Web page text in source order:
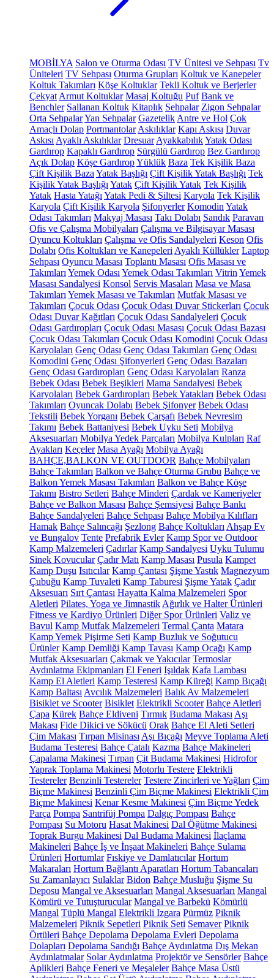
MOBİLYA Salon ve Oturma Odası TV Ünitesi ve Sehpası Tv
Üniteleri TV Sehpası Oturma Grupları Koltuk ve Kanepeler
Koltuk Takımları Köşe Koltuklar Tekli Koltuk ve Berjerler
Çekyat Armut Koltuklar Masaj Koltuğu Puf Bank ve
Benchler Sallanan Koltuk Kitaplık Sehpalar Zigon Sehpalar
Orta SehpalarYan Sehpalar Gazetelik Antre ve Hol Çok
Amaçlı Dolap Portmantolar Askılıklar Kapı Askısı Duvar
Askısı Ayaklı Askılıklar Dresuar AyakkabılıkYatak Odası
Gardırop Kapaklı Gardırop Sürgülü Gardırop Bez Gardırop
Açık Dolap Köşe GardıropYüklük Baza Tek Kişilik Baza
Çift Kişilik Baza Yatak Başlığı Çift Kişilik Yatak Başlığı Tek
Kişilik Yatak Başlığı Yatak Çift Kişilik Yatak Tek Kişilik
Yatak Hasta Yatağı Yatak Pedi & Şiltesi Karyola Tek Kişilik
Karyola Çift Kişilik Karyola Şifonyerler Komodin Yatak
Odası Takımları Makyaj Masası Takı Dolabı Sandık Paravan
Ofis ve Çalışma Mobilyaları Çalışma ve Bilgisayar Masası
Oyuncu Koltukları Çalışma ve Ofis Sandalyeleri Keson Ofis
Dolabı Ofis Koltukları ve Kanepeleri Ayaklı Küllükler Laptop
Sehpası Oyuncu Masası Toplantı Masası Ofis Masası ve
Takımları Yemek Odası Yemek Odası Takımları Vitrin Yemek
Masası Sandalyesi Konsol Servis Masaları Masa ve Masa
Takımları Yemek Masası ve Takımları Mutfak Masası ve
Takımları Çocuk Odası Çocuk Odası Duvar Stickerları Çocuk
Odası Duvar Kağıtları Çocuk Odası Sandalyeleri Çocuk
Odası Gardıropları Çocuk Odası Masası Çocuk Odası Bazası
Çocuk Odası Takımları Çocuk Odası Komodini Çocuk Odası
Karyolaları Genç Odası Genç Odası Takımları Genç Odası
Komodini Genç Odası Şifonyerleri Genç Odası Bazaları
Genç Odası Gardıropları Genç Odası Karyolaları Ranza
Bebek Odası Bebek Beşikleri Mama Sandalyesi Bebek
Karyolaları Bebek Gardıropları Bebek Yatakları Bebek Odası
Takımları Oyuncak Dolabı Bebek Şifonyer Bebek Odası
Tekstili Bebek Yorganı Bebek Çarşafı Bebek Nevresim
Takımı Bebek Battaniyesi Bebek Uyku Seti Mobilya
Aksesuarları Mobilya Yedek Parçaları Mobilya Kulpları Raf
Ayakları Keçeler Masa Ayağı Mobilya Ayağı
BAHÇE,BALKON VE OUTDOOR Bahçe Mobilyaları
Bahçe Takımları Balkon ve Bahçe Oturma Grubu Bahçe ve
Balkon Yemek Masası Takımları Balkon ve Bahçe Köşe
Takımı Bistro Setleri Bahçe Minderi Çardak ve Kameriyeler
Bahçe ve Balkon Masası Bahçe Şemsiyesi Bahçe Bankı
Bahçe Sandalyeleri Bahçe Sehpası Bahçe Mobilya Kılıfları
Hamak Bahçe Salıncağı Şezlong Bahçe Koltukları Ahşap Ev
ve Bungalov Tente Prefabrik Evler Kamp Spor ve Outdoor
Kamp Malzemeleri Çadırlar Kamp Sandalyesi Uyku Tulumu
Sinek Kovucular Çadır Matı Kamp Masası Pusula Kampet
Kamp Duşu Isıtıcılar Kamp Çantası Şişme Yastık Magnezyum
Çubuğu Kamp Tuvaleti Kamp Taburesi Şişme Yatak Çadır
Aksesuarı Sırt Çantası Hayatta Kalma Malzemeleri Spor
Aletleri Pilates, Yoga ve Jimnastik Ağırlık ve Halter Ürünleri
Fitness ve Kardiyo Ürünleri Diğer Spor Ürünleri Valiz ve
Bavul Kamp Mutfak Malzemeleri Termal Çanta Matara
Kamp Yemek Pişirme Seti Kamp Buzluk ve Soğutucu
Ürünler Kamp Demliği Kamp Tavası Kamp Ocağı Kamp
Mutfak Aksesuarları Çakmak ve Yakıcılar Termoslar
Aydınlatma Ekipmanları El Feneri Işıldak Kafa Lambası
Kamp El Aletleri Kamp Testeresi Kamp Küreği Kamp Bıçağı
Kamp Baltası Avcılık Malzemeleri Balık Av Malzemeleri
Bisiklet ve Scooter Bisiklet Elektrikli Scooter Bahçe Aletleri
Çapa Kürek Bahçe Eldiveni Tırmık Budama Makası Aşı
Makası Fide Dikici ve Sökücü Orak Bahçe El Aleti Setleri
Çim Makası Tırpan Misinası Aşı Bıçağı Meyve Toplama Aleti
Budama Testeresi Bahçe Çatalı Kazma Bahçe Makineleri
Çapalama Makinesi Tırpan Çit Budama Makinesi Hidrofor
Yaprak Toplama Makinesi Motorlu Testere Elektrikli
Testereler Benzinli Testereler Testere Zincirleri ve Yağları Çim
Biçme Makinesi Benzinli Çim Biçme Makinesi Elektrikli Çim
Biçme Makinesi Kenar Kesme Makinesi Çim Biçme Yedek
Parça Pompa Santrifüj Pompa Dalgıç Pompası Bahçe
Pompası Su Motoru Hasat Makinesi Dal Öğütme Makinesi
Toprak Burgu Makinesi Dal Budama Makinesi İlaçlama
Makineleri Bahçe İş ve İnşaat Makineleri Bahçe Sulama
Ürünleri Hortumlar Fıskiye ve Damlatıcılar Hortum
Makaraları Hortum Bağlantı Aparatları Hortum Tabancaları
Su Zamanlayıcı Sulaklar Bidon Bahçe Musluğu Şişme Su
Deposu Mangal ve Aksesuarları Mangal Aksesuarları Mangal
Kömürü ve Tutuşturucular Mangal ve Barbekü Kömürlü
Mangal Tüplü Mangal Elektrikli Izgara Pürmüz Piknik
Malzemeleri Piknik Sepetleri Piknik Seti Semaver Piknik
Örtüleri Bahçe Depolama Depolama Evleri Depolama
Dolapları Depolama Sandığı Bahçe Aydınlatma Dış Mekan
Aydınlatmalar Solar Aydınlatma Projektör ve Sensörler Bahçe
Aplikleri Bahçe Feneri ve Meşaleler Bahçe Masa Üstü